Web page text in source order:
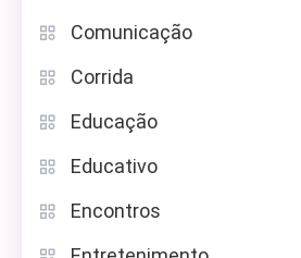
Comunicação
Corrida
Educação
Educativo
Encontros